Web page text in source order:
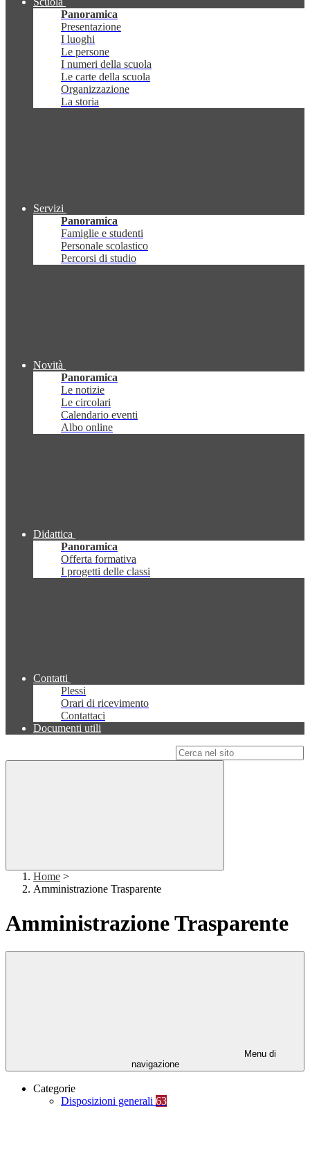
Panoramica
Presentazione
I luoghi
Le persone
I numeri della scuola
Le carte della scuola
Organizzazione
La storia
Servizi
Panoramica
Famiglie e studenti
Personale scolastico
Percorsi di studio
Novità
Panoramica
Le notizie
Le circolari
Calendario eventi
Albo online
Didattica
Panoramica
Offerta formativa
I progetti delle classi
Contatti
Plessi
Orari di ricevimento
Contattaci
Documenti utili
Home >
Amministrazione Trasparente
Amministrazione Trasparente
Menu di
navigazione
Categorie
Disposizioni generali 63